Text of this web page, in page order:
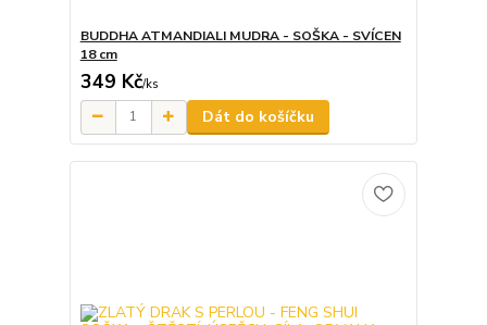
BUDDHA ATMANDIALI MUDRA - SOŠKA - SVÍCEN
18 cm
349 Kč/ks
Dát do košíčku